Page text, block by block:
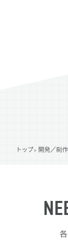
トップ 開発／制